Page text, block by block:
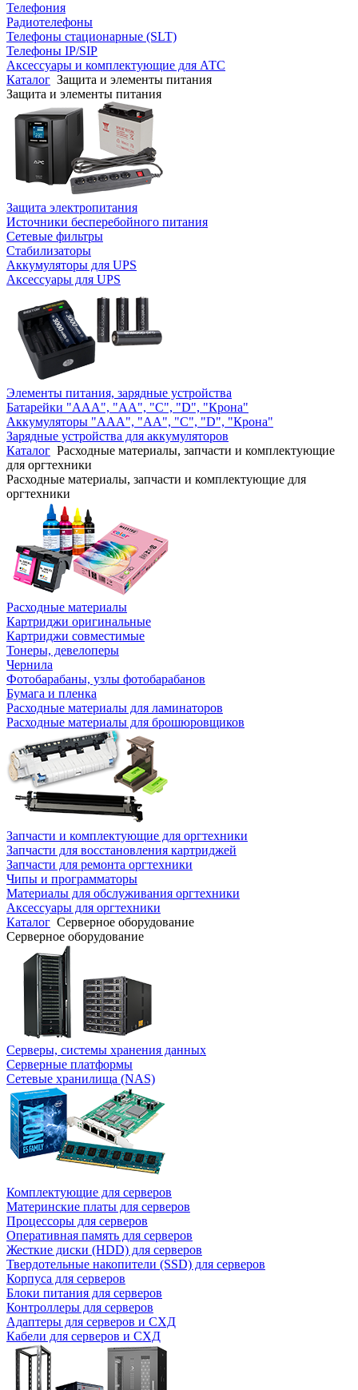
Телефония
Радиотелефоны
Телефоны стационарные (SLT)
Телефоны IP/SIP
Аксессуары и комплектующие для АТС
Каталог Защита и элементы питания
Защита и элементы питания
Защита электропитания
Источники бесперебойного питания
Сетевые фильтры
Стабилизаторы
Аккумуляторы для UPS
Аксессуары для UPS
Элементы питания, зарядные устройства
Батарейки "AAA", "AA", "C", "D", "Крона"
Аккумуляторы "AAA", "AA", "C", "D", "Крона"
Зарядные устройства для аккумуляторов
Каталог Расходные материалы, запчасти и комплектующие
для оргтехники
Расходные материалы, запчасти и комплектующие для
оргтехники
Расходные материалы
Картриджи оригинальные
Картриджи совместимые
Тонеры, девелоперы
Чернила
Фотобарабаны, узлы фотобарабанов
Бумага и пленка
Расходные материалы для ламинаторов
Расходные материалы для брошюровщиков
Запчасти и комплектующие для оргтехники
Запчасти для восстановления картриджей
Запчасти для ремонта оргтехники
Чипы и программаторы
Материалы для обслуживания оргтехники
Аксессуары для оргтехники
Каталог Серверное оборудование
Серверное оборудование
Серверы, системы хранения данных
Серверные платформы
Сетевые хранилища (NAS)
Комплектующие для серверов
Материнские платы для серверов
Процессоры для серверов
Оперативная память для серверов
Жесткие диски (HDD) для серверов
Твердотельные накопители (SSD) для серверов
Корпуса для серверов
Блоки питания для серверов
Контроллеры для серверов
Адаптеры для серверов и СХД
Кабели для серверов и СХД